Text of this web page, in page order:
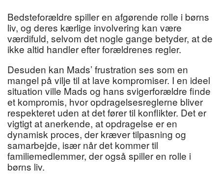
Bedsteforældre spiller en afgørende rolle i børns
liv, og deres kærlige involvering kan være
værdifuld, selvom det nogle gange betyder, at de
ikke altid handler efter forældrenes regler.
Desuden kan Mads’ frustration ses som en
mangel på vilje til at lave kompromiser. I en ideel
situation ville Mads og hans svigerforældre finde
et kompromis, hvor opdragelsesreglerne bliver
respekteret uden at det fører til konflikter. Det er
vigtigt at anerkende, at opdragelse er en
dynamisk proces, der kræver tilpasning og
samarbejde, især når det kommer til
familiemedlemmer, der også spiller en rolle i
børns liv.